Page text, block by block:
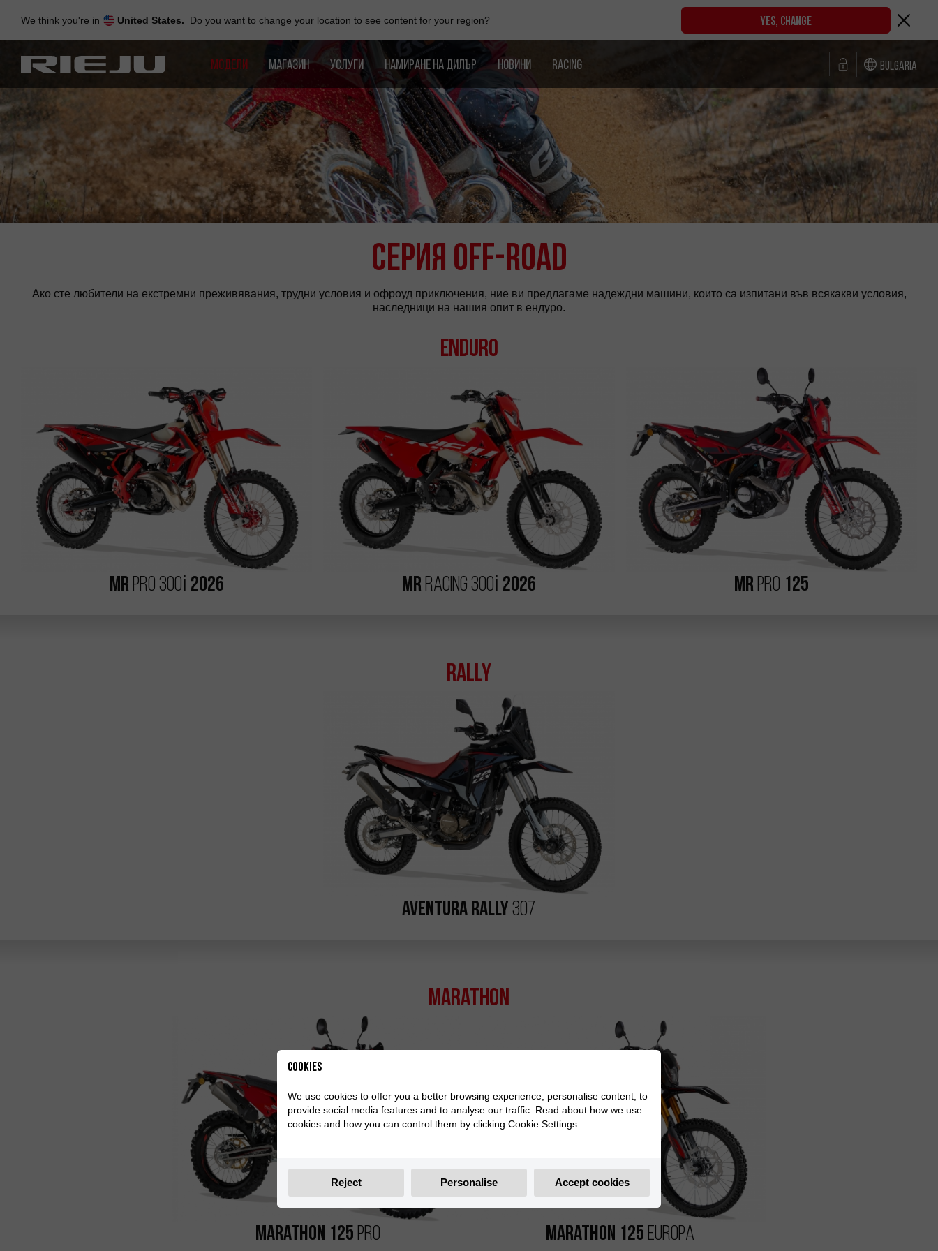
content
We think you're in United States. Do you want to change your location to see content for your region? YES, CHANGE
МОДЕЛИ МАГАЗИН УСЛУГИ НАМИРАНЕ НА ДИЛЪР НОВИНИ RACING Bulgaria
Серия Off-Road
Ако сте любители на екстремни преживявания, трудни условия и офроуд приключения, ние ви предлагаме надеждни машини, които са изпитани във всякакви условия,
наследници на нашия опит в ендуро.
Enduro
MRPRO 300i 2026 MRRACING 300i 2026 MRPRO 125
Rally
Aventura Rally307
Marathon
Marathon 125Pro Marathon 125Europa
Cookies
We use cookies to offer you a better browsing experience, personalise content, to
provide social media features and to analyse our traffic. Read about how we use
cookies and how you can control them by clicking Cookie Settings.
Reject Personalise Accept cookies